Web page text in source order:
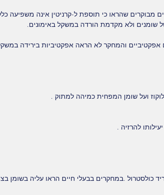
שהראו כי תוספת ל-קרניטין אינה משפיעה
שומנים ולא מקדמת הורדה במשקל באימונים.
והמחקר לא הראה אפקטיביות בירידה
ועל שומן המפחית כמיהה למתוק .
להרזיה .
כולסטרול .במחקרים בבעלי חיים הראו עליה בשומן